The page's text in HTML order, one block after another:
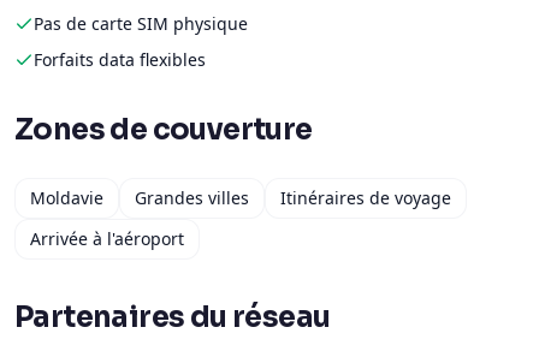
Pas de carte SIM physique
Forfaits data flexibles
Zones de couverture
Moldavie Grandes villes
Itinéraires de voyage
Arrivée à l'aéroport
Partenaires du réseau